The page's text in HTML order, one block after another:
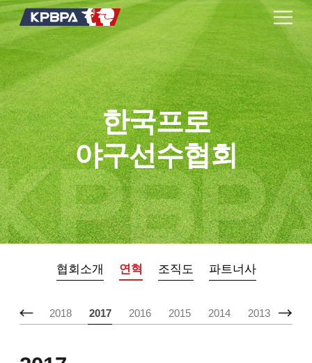
한국프로
야구선수협회
협회소개 연혁 조직도 파트너사
2012
2013
2014
2015
2016
2017
2018
2019